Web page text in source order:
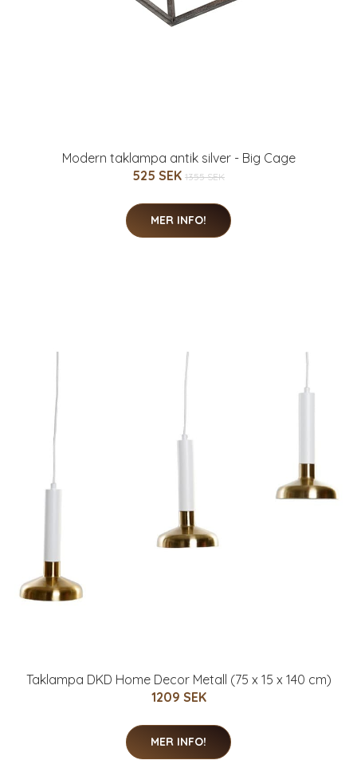
Modern taklampa antik silver - Big Cage
525 SEK 1355 SEK
MER INFO!
Taklampa DKD Home Decor Metall (75 x 15 x 140 cm)
1209 SEK
MER INFO!